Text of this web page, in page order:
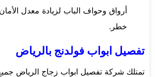
أرواق وحواف الباب لزيادة معدل
خطر.
تفصيل ابواب فولدنج بالرياض
تمتلك شركة تفصيل ابواب زجاج الرياض جميع